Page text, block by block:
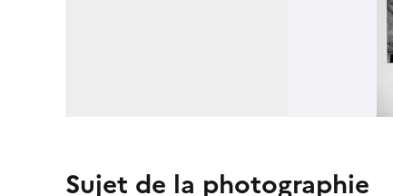
Sujet de la photographie